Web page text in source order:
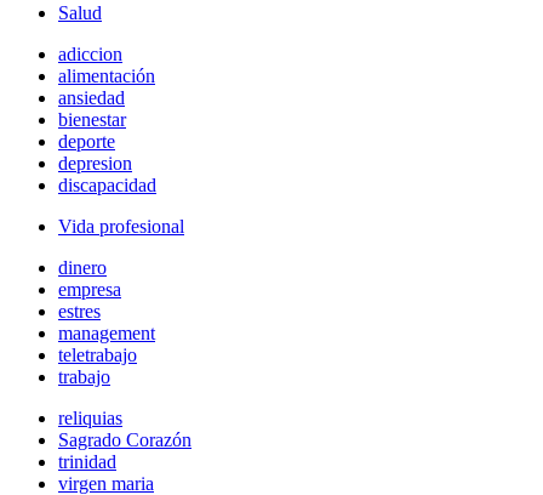
Salud
adiccion
alimentación
ansiedad
bienestar
deporte
depresion
discapacidad
Vida profesional
dinero
empresa
estres
management
teletrabajo
trabajo
reliquias
Sagrado Corazón
trinidad
virgen maria